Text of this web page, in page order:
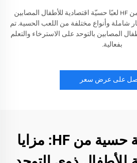
توفّر بلاطات سائلة حسية من HF لعبًا حسيّة اقتصادية للأطفال المصابين
شاملة وأنواع مختلفة من اللعب الحسية. تم
المصابين بالتوحد على الاسترخاء والتعلم
بفعالية.
على عرض سعر
بلاطات سائلة حسية من HF: مزايا